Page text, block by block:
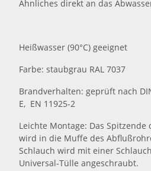
Ähnliches direkt an das
Heißwasser (90°C) geeignet
Farbe: staubgrau RAL 7037
Brandverhalten: geprüft nach
E, EN 11925-2
Leichte Montage: Das Spitzende
wird in die Muffe des
Schlauch wird mit einer
Universal-Tülle angeschraubt.